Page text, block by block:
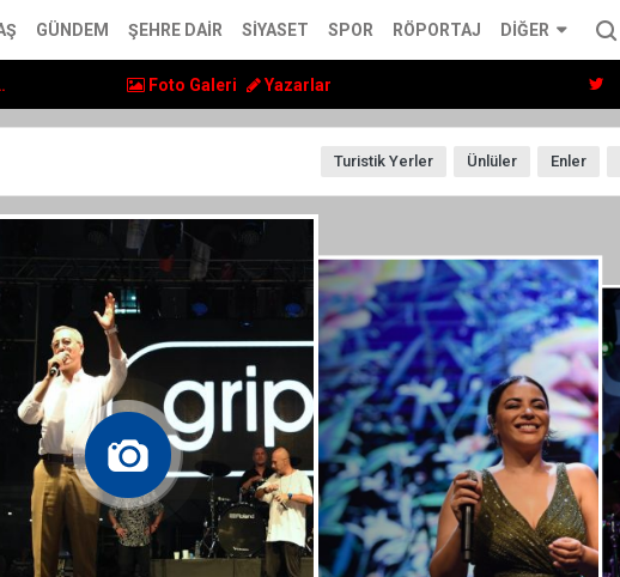
GÜNDEM ŞEHRE DAIR SIYASET SPOR RÖPORTAJ DIĞER
Foto Galeri Yazarlar
Turistik Yerler Ünlüler Enler